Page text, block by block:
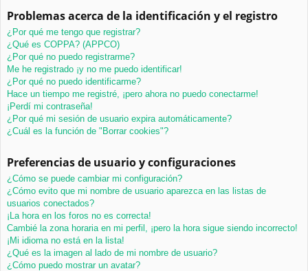
pi
d
os
rs
Problemas acerca de la identificación y el registro
¿Por qué me tengo que registrar?
¿Qué es COPPA? (APPCO)
¿Por qué no puedo registrarme?
Me he registrado ¡y no me puedo identificar!
¿Por qué no puedo identificarme?
Hace un tiempo me registré, ¡pero ahora no puedo conectarme!
¡Perdí mi contraseña!
¿Por qué mi sesión de usuario expira automáticamente?
¿Cuál es la función de "Borrar cookies"?
Preferencias de usuario y configuraciones
¿Cómo se puede cambiar mi configuración?
¿Cómo evito que mi nombre de usuario aparezca en las listas de
usuarios conectados?
¡La hora en los foros no es correcta!
Cambié la zona horaria en mi perfil, ¡pero la hora sigue siendo incorrecto!
¡Mi idioma no está en la lista!
¿Qué es la imagen al lado de mi nombre de usuario?
¿Cómo puedo mostrar un avatar?